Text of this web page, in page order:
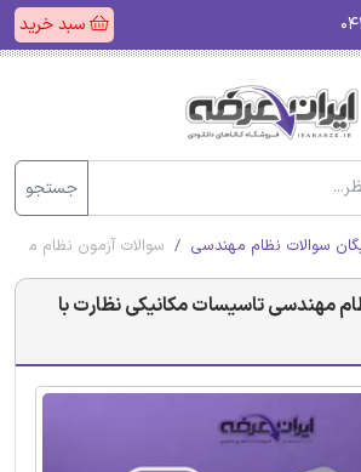
سبد خرید
جستجو
سوالات نظام مهندسی سوالات آزمون نظام
مهندسی تاسیسات مکانیکی نظارت با